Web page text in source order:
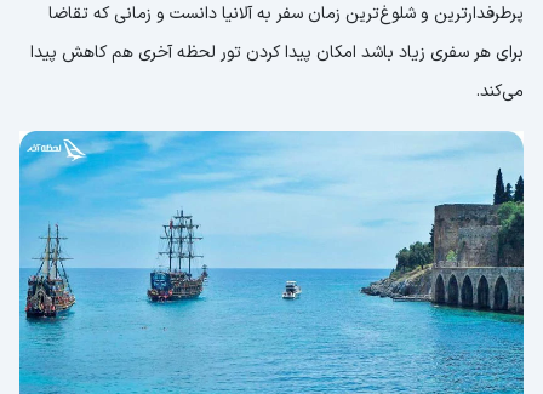
پرطرفدارترین و شلوغ‌ترین زمان سفر به آلانیا دانست و زمانی که تقاضا
برای هر سفری زیاد باشد امکان پیدا کردن تور لحظه آخری هم کاهش پیدا
می‌کند.